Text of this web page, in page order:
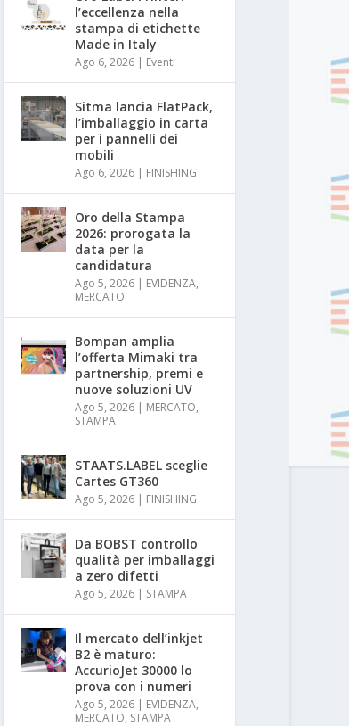
l’eccellenza nella
stampa di etichette
Made in Italy
Ago 6, 2026 | Eventi
Sitma lancia FlatPack,
l’imballaggio in carta
per i pannelli dei
mobili
Ago 6, 2026 | FINISHING
Oro della Stampa
2026: prorogata la
data per la
candidatura
Ago 5, 2026 | EVIDENZA,
MERCATO
Bompan amplia
l’offerta Mimaki tra
partnership, premi e
nuove soluzioni UV
Ago 5, 2026 | MERCATO,
STAMPA
STAATS.LABEL sceglie
Cartes GT360
Ago 5, 2026 | FINISHING
Da BOBST controllo
qualità per imballaggi
a zero difetti
Ago 5, 2026 | STAMPA
Il mercato dell’inkjet
B2 è maturo:
AccurioJet 30000 lo
prova con i numeri
Ago 5, 2026 | EVIDENZA,
MERCATO, STAMPA